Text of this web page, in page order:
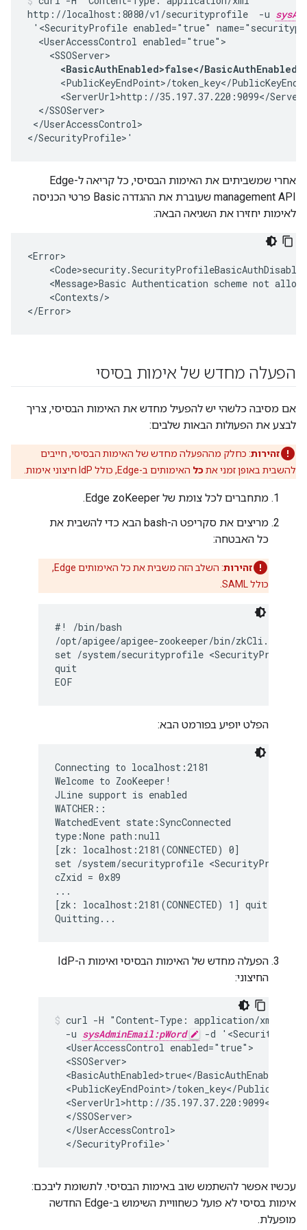
http://localhost:8080/v1/securityprofile  -u
'<SecurityProfile enabled="true"
  <UserAccessControl enabled="true">
    <SSOServer>
<BasicAuthEnabled>false</BasicAuthEnabled>
<PublicKeyEndPoint>/token_key</
<ServerUrl>http://35.197.37.220:9099</
  </SSOServer>
</UserAccessControl>
</SecurityProfile>'
אחרי שמשביתים את האימות הבסיסי, כל קריאה ל-Edge
management API שעוברת את ההגדרה Basic פרטי הכניסה
לאימות יחזירו את השגיאה הבאה:
<Error>
<Message>Basic Authentication scheme not
    <Contexts/>
</Error>
הפעלה מחדש של אימות בסיסי
אם מסיבה כלשהי יש להפעיל מחדש את האימות הבסיסי, צריך
לבצע את הפעולות הבאות שלבים:
זהירות: כחלק מההפעלה מחדש של האימות הבסיסי, חייבים
להשבית באופן זמני את כל האימותים ב-Edge, כולל IdP חיצוני אימות.
מתחברים לכל צומת של Edge zoKeeper.
מריצים את סקריפט ה-bash הבא כדי להשבית את
כל האבטחה:
זהירות
: השלב הזה משבית את כל האימותים Edge,
כולל SAML.
#! /bin/bash
/opt/apigee/apigee-zookeeper/bin/zkCli.sh -
set /system/securityprofile
quit
EOF
הפלט יופיע בפורמט הבא:
Connecting to localhost:2181
Welcome to ZooKeeper!
JLine support is enabled
WATCHER::
WatchedEvent state:SyncConnected
type:None path:null
[zk: localhost:2181(CONNECTED) 0]
set /system/securityprofile
cZxid = 0x89
...
[zk: localhost:2181(CONNECTED) 1] quit
Quitting...
הפעלה מחדש של האימות הבסיסי ואימות ה-IdP
החיצוני:
curl -H "Content-Type: application/xml"
  -u
sysAdminEmail:pWord
-d
  <UserAccessControl enabled="true">
  <SSOServer>
  <BasicAuthEnabled>true</BasicAuthEnabled>
<PublicKeyEndPoint>/token_key</
<ServerUrl>http://35.197.37.220:9099</
  </SSOServer>
  </UserAccessControl>
  </SecurityProfile>'
עכשיו אפשר להשתמש שוב באימות הבסיסי. לתשומת ליבכם:
אימות בסיסי לא פועל כשחוויית השימוש ב-Edge החדשה
מופעלת.